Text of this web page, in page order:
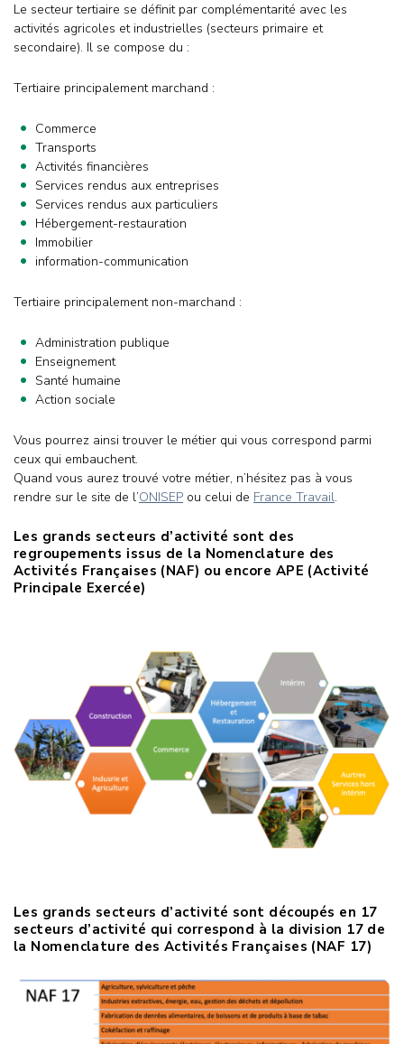
Le secteur tertiaire se définit par complémentarité avec les
activités agricoles et industrielles (secteurs primaire et
secondaire). Il se compose du :
Tertiaire principalement marchand :
Commerce
Transports
Activités financières
Services rendus aux entreprises
Services rendus aux particuliers
Hébergement-restauration
Immobilier
information-communication
Tertiaire principalement non-marchand :
Administration publique
Enseignement
Santé humaine
Action sociale
Vous pourrez ainsi trouver le métier qui vous correspond parmi
ceux qui embauchent.
Quand vous aurez trouvé votre métier, n’hésitez pas à vous
rendre sur le site de l’ONISEP ou celui de France Travail.
Les grands secteurs d’activité sont des
regroupements issus de la Nomenclature des
Activités Françaises (NAF) ou encore APE (Activité
Principale Exercée)
Les grands secteurs d’activité sont découpés en 17
secteurs d’activité qui correspond à la division 17 de
la Nomenclature des Activités Françaises (NAF 17)